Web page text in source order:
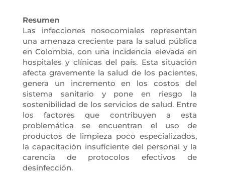
Resumen
Las infecciones nosocomiales representan
una amenaza creciente para la salud pública
en Colombia, con una incidencia elevada en
hospitales y clínicas del país. Esta situación
afecta gravemente la salud de los pacientes,
genera un incremento en los costos del
sistema sanitario y pone en riesgo la
sostenibilidad de los servicios de salud. Entre
los factores que contribuyen a esta
problemática se encuentran el uso de
productos de limpieza poco especializados,
la capacitación insuficiente del personal y la
carencia de protocolos efectivos de
desinfección.